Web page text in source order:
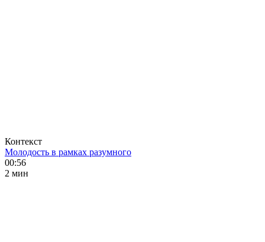
Контекст
Молодость в рамках разумного
00:56
2 мин